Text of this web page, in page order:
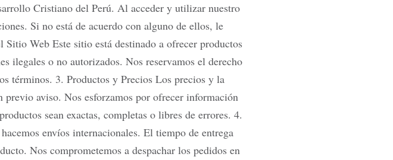
Cristiano del Perú. Al acceder y utilizar nuestro
Si no está de acuerdo con alguno de ellos, le
Web Este sitio está destinado a ofrecer productos
ilegales o no autorizados. Nos reservamos el derecho
términos. 3. Productos y Precios Los precios y la
aviso. Nos esforzamos por ofrecer información
sean exactas, completas o libres de errores. 4.
envíos internacionales. El tiempo de entrega
Nos comprometemos a despachar los pedidos en